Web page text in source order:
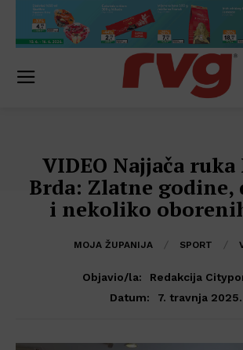
VIDEO Najjača
Brda: Zlatne godine,
i nekoliko
MOJA ŽUPANIJA SPORT
Objavio/la:
Redakcija
Datum:
7. travnja 2025.